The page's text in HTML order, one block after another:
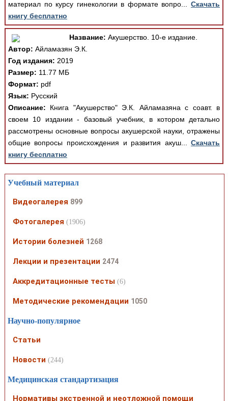
материал по курсу гинекологии в формате вопро...Скачать
книгу бесплатно
Название: Акушерство. 10-е издание.
Автор: Айламазян Э.К.
Год издания: 2019
Размер: 11.77 МБ
Формат: pdf
Язык: Русский
Описание: Книга "Акушерство" Э.К. Айламазяна с соавт. в
своем 10 издании - базовый учебник, в котором детально
рассмотрены основные вопросы акушерской науки, отражены
общие вопросы происхождения и развития акуш...Скачать
книгу бесплатно
Учебный материал
Видеогалерея 899
Фотогалерея (1906)
Истории болезней 1268
Лекции и презентации 2474
Аккредитационные тесты (6)
Методические рекомендации 1050
Научно-популярное
Статьи
Новости (244)
Медицинская стандартизация
Нормативы экстренной и неотложной помощи